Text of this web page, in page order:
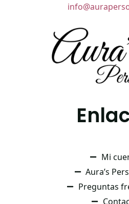
Mi
Aura’s
Preguntas